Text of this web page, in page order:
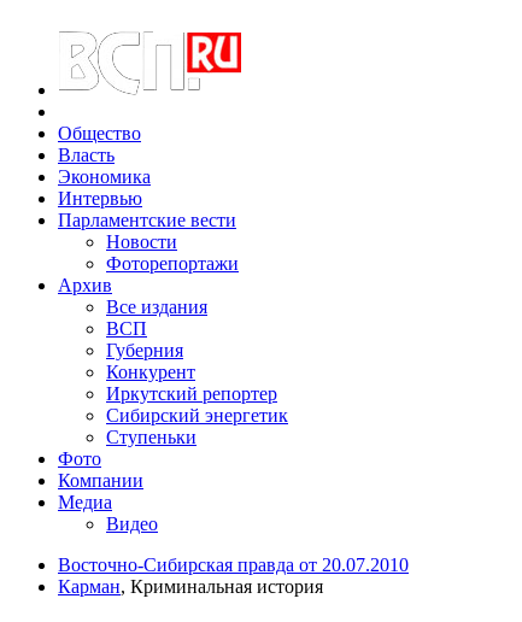
Общество
Власть
Экономика
Интервью
Парламентские вести
Новости
Фоторепортажи
Архив
Все издания
ВСП
Губерния
Конкурент
Иркутский репортер
Сибирский энергетик
Ступеньки
Фото
Компании
Медиа
Видео
Восточно-Сибирская правда от 20.07.2010
Карман, Криминальная история